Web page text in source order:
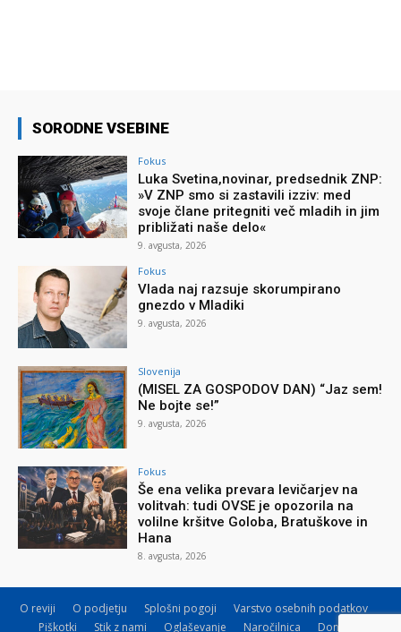
SORODNE VSEBINE
Fokus
Luka Svetina,novinar, predsednik ZNP:
»V ZNP smo si zastavili izziv: med
svoje člane pritegniti več mladih in jim
približati naše delo«
9. avgusta, 2026
Fokus
Vlada naj razsuje skorumpirano
gnezdo v Mladiki
9. avgusta, 2026
Slovenija
(MISEL ZA GOSPODOV DAN) “Jaz sem!
Ne bojte se!”
9. avgusta, 2026
Fokus
Še ena velika prevara levičarjev na
volitvah: tudi OVSE je opozorila na
volilne kršitve Goloba, Bratuškove in
Hana
8. avgusta, 2026
O reviji O podjetju Splošni pogoji
Varstvo osebnih podatkov
Piškotki
Stik z nami Oglaševanje Naročilnica Donacije